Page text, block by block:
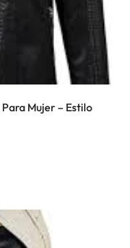
Mujer – Estilo